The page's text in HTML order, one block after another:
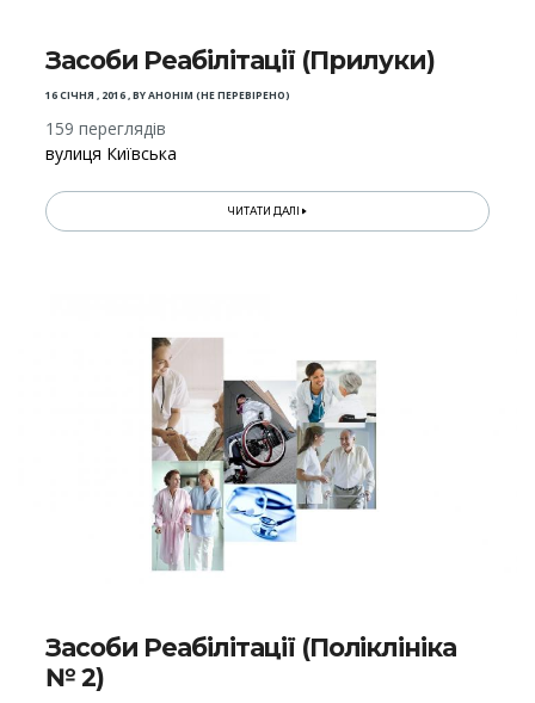
Засоби Реабілітації (Прилуки)
16 СІЧНЯ , 2016,BYАНОНІМ (НЕ ПЕРЕВІРЕНО)
159 переглядів
вулиця Київська
ЧИТАТИ ДАЛІ
Засоби Реабілітації (Поліклініка
№ 2)